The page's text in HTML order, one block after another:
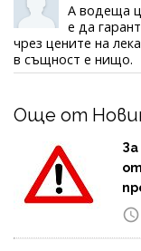
А водеща
е да
чрез цените на
в същност е нищо.
Още от